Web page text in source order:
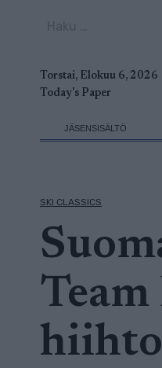
Torstai, Elokuu 6, 2026
Today's Paper
JÄSENSISÄLTÖ
SKI CLASSICS